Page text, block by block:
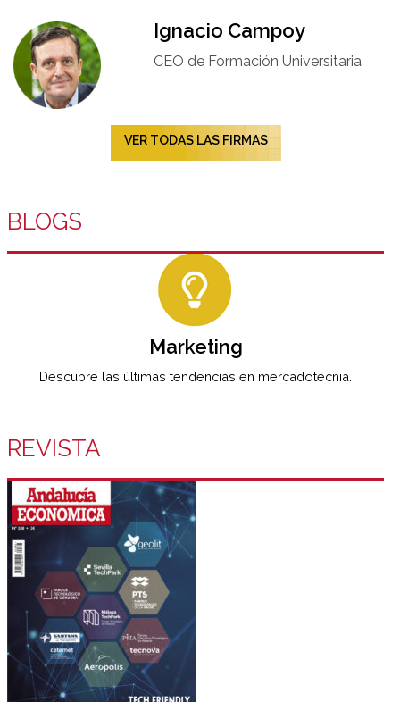
Ignacio Campoy​
CEO de Formación Universitaria​
VER TODAS LAS FIRMAS
BLOGS
Marketing
Descubre las últimas tendencias en mercadotecnia.
REVISTA